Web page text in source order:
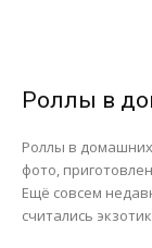
Роллы в
Роллы в
фото,
Ещё совсем
считались